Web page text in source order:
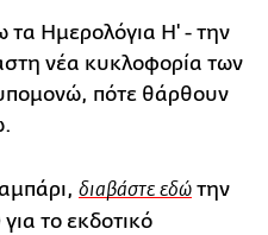
τα Ημερολόγια Η' - την
νέα κυκλοφορία των
πότε θάρθουν
διαβάστε εδώ την
το εκδοτικό